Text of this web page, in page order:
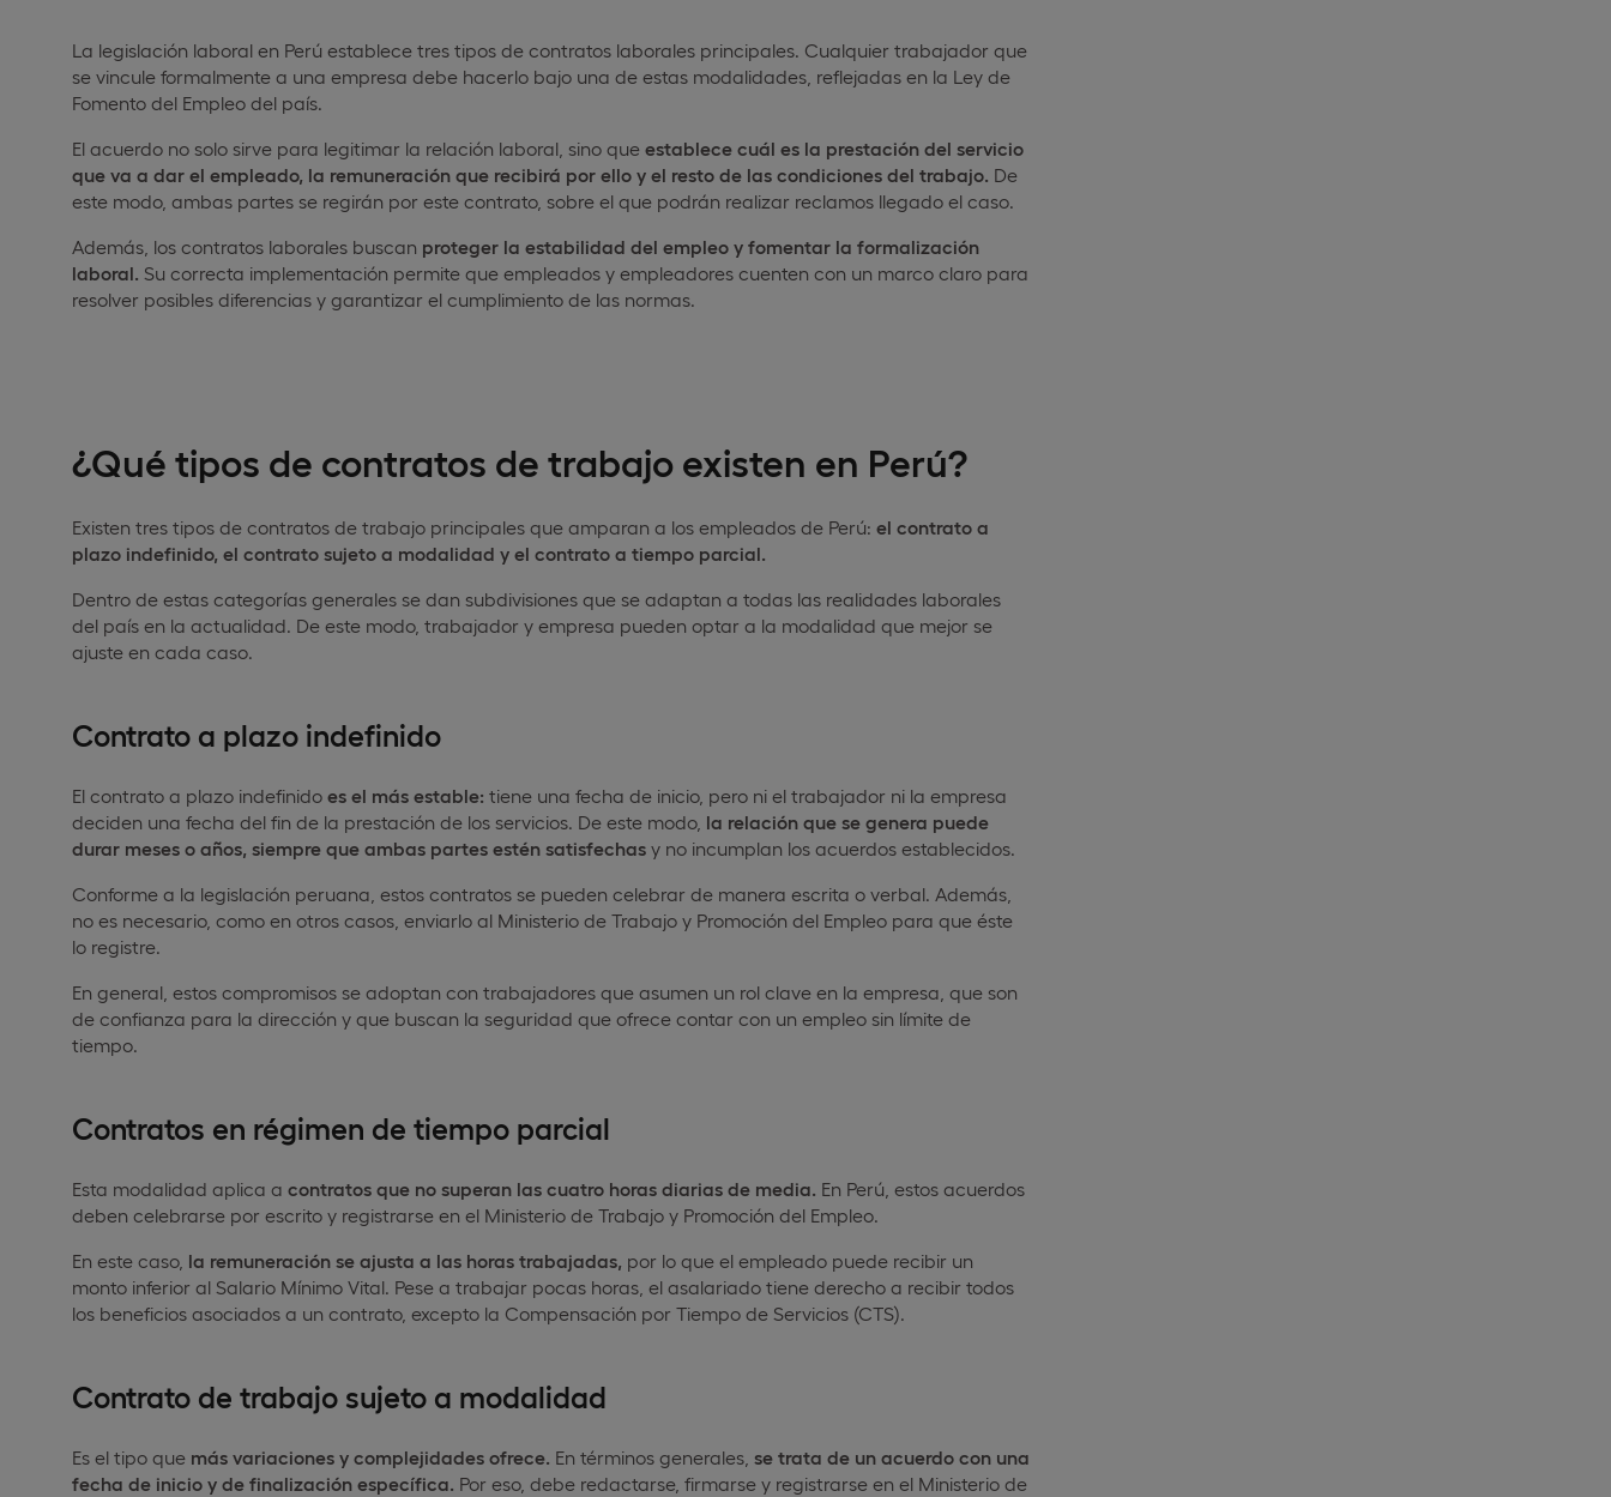
La legislación laboral en Perú establece tres tipos de contratos laborales principales. Cualquier trabajador que
se vincule formalmente a una empresa debe hacerlo bajo una de estas modalidades, reflejadas en la Ley de
Fomento del Empleo del país.
El acuerdo no solo sirve para legitimar la relación laboral, sino que establece cuál es la prestación del servicio
que va a dar el empleado, la remuneración que recibirá por ello y el resto de las condiciones del trabajo. De
este modo, ambas partes se regirán por este contrato, sobre el que podrán realizar reclamos llegado el caso.
Además, los contratos laborales buscan proteger la estabilidad del empleo y fomentar la formalización
laboral. Su correcta implementación permite que empleados y empleadores cuenten con un marco claro para
resolver posibles diferencias y garantizar el cumplimiento de las normas.
¿Qué tipos de contratos de trabajo existen en Perú?
Existen tres tipos de contratos de trabajo principales que amparan a los empleados de Perú: el contrato a
plazo indefinido, el contrato sujeto a modalidad y el contrato a tiempo parcial.
Dentro de estas categorías generales se dan subdivisiones que se adaptan a todas las realidades laborales
del país en la actualidad. De este modo, trabajador y empresa pueden optar a la modalidad que mejor se
ajuste en cada caso.
Contrato a plazo indefinido
El contrato a plazo indefinido es el más estable: tiene una fecha de inicio, pero ni el trabajador ni la empresa
deciden una fecha del fin de la prestación de los servicios. De este modo, la relación que se genera puede
durar meses o años, siempre que ambas partes estén satisfechas y no incumplan los acuerdos establecidos.
Conforme a la legislación peruana, estos contratos se pueden celebrar de manera escrita o verbal. Además,
no es necesario, como en otros casos, enviarlo al Ministerio de Trabajo y Promoción del Empleo para que éste
lo registre.
En general, estos compromisos se adoptan con trabajadores que asumen un rol clave en la empresa, que son
de confianza para la dirección y que buscan la seguridad que ofrece contar con un empleo sin límite de
tiempo.
Contratos en régimen de tiempo parcial
Esta modalidad aplica a contratos que no superan las cuatro horas diarias de media. En Perú, estos acuerdos
deben celebrarse por escrito y registrarse en el Ministerio de Trabajo y Promoción del Empleo.
En este caso, la remuneración se ajusta a las horas trabajadas, por lo que el empleado puede recibir un
monto inferior al Salario Mínimo Vital. Pese a trabajar pocas horas, el asalariado tiene derecho a recibir todos
los beneficios asociados a un contrato, excepto la Compensación por Tiempo de Servicios (CTS).
Contrato de trabajo sujeto a modalidad
Es el tipo que más variaciones y complejidades ofrece. En términos generales, se trata de un acuerdo con una
fecha de inicio y de finalización específica. Por eso, debe redactarse, firmarse y registrarse en el Ministerio de